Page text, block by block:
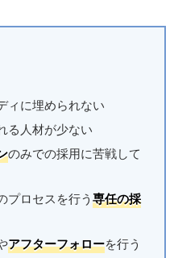
ィに埋められない
る人材が少ない
のみでの採用に苦戦して
プロセスを行う 専任の採
アフターフォローを行う